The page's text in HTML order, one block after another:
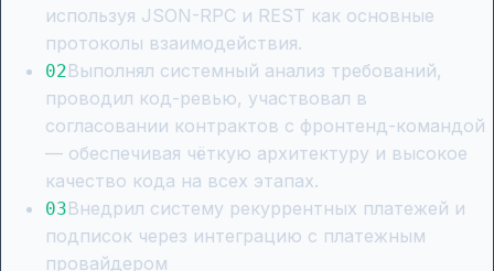
используя JSON-RPC и REST как основные
протоколы взаимодействия.
02Выполнял системный анализ требований,
проводил код-ревью, участвовал в
согласовании контрактов с фронтенд-командой
— обеспечивая чёткую архитектуру и высокое
качество кода на всех этапах.
03Внедрил систему рекуррентных платежей и
подписок через интеграцию с платежным
провайдером